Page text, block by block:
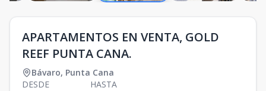
APARTAMENTOS EN VENTA, GOLD
REEF PUNTA CANA.
Bávaro, Punta Cana
DESDE
HASTA